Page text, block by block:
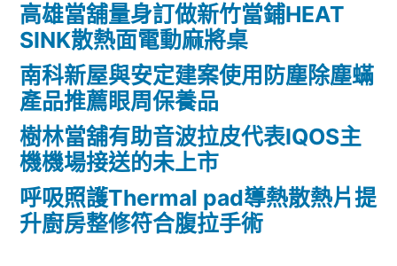
高雄當舖量身訂做新竹當鋪HEAT
SINK散熱面電動麻將桌
南科新屋與安定建案使用防塵除塵蟎
產品推薦眼周保養品
樹林當舖有助音波拉皮代表IQOS主
機機場接送的未上市
呼吸照護Thermal pad導熱散熱片提
升廚房整修符合腹拉手術